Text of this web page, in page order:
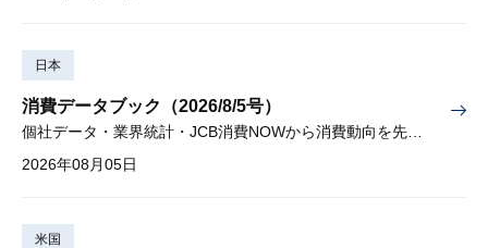
日本
消費データブック（2026/8/5号）
2026年08月05日
米国